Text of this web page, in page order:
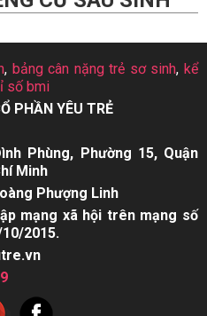
, bảng cân nặng trẻ sơ sinh,kể
số bmi
PHẦN YÊU TRẺ
Phùng, Phường 15, Quận
Minh
Phượng Linh
mạng xã hội trên mạng số
2015.